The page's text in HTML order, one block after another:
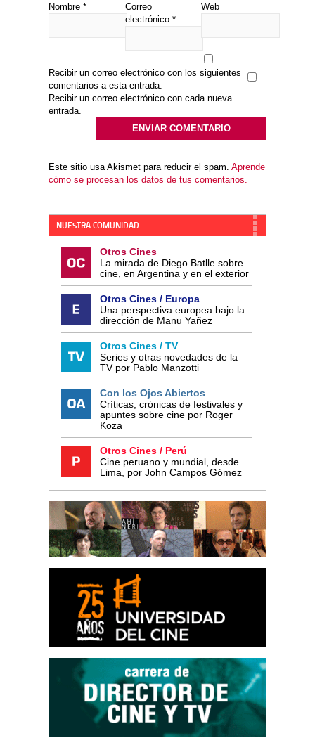
Nombre *
Correo
electrónico *
Web
Recibir un correo electrónico con los siguientes
comentarios a esta entrada.
Recibir un correo electrónico con cada nueva
entrada.
Este sitio usa Akismet para reducir el spam. Aprende
cómo se procesan los datos de tus comentarios.
NUESTRA COMUNIDAD
Otros Cines
La mirada de Diego Batlle sobre
cine, en Argentina y en el exterior
Otros Cines / Europa
Una perspectiva europea bajo la
dirección de Manu Yañez
Otros Cines / TV
Series y otras novedades de la
TV por Pablo Manzotti
Con los Ojos Abiertos
Críticas, crónicas de festivales y
apuntes sobre cine por Roger
Koza
Otros Cines / Perú
Cine peruano y mundial, desde
Lima, por John Campos Gómez